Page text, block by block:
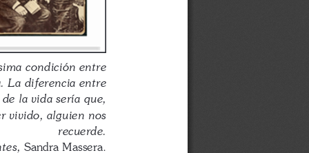
condición entre
La diferencia entre
la vida sería que,
vivido, alguien nos
recuerde.
Sandra Massera.